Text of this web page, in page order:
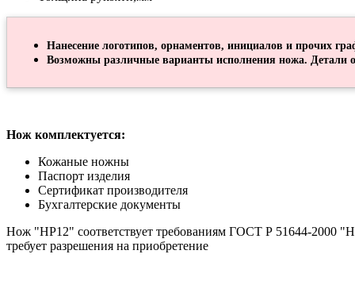
Нанесение логотипов, орнаментов, инициалов и прочих
Возможны различные варианты исполнения ножа. Детали
Нож комплектуется:
Кожаные ножны
Паспорт изделия
Сертификат производителя
Бухгалтерские документы
Нож "НР12" соответствует требованиям ГОСТ Р 51644-2000
требует разрешения на приобретение